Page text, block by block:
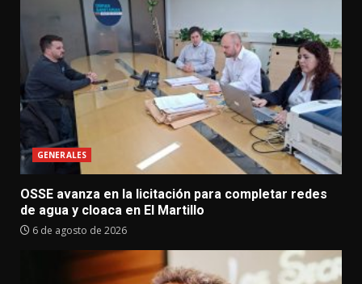
GENERALES
OSSE avanza en la licitación para completar redes
de agua y cloaca en El Martillo
6 de agosto de 2026